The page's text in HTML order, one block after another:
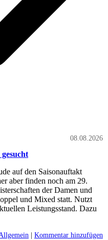
08.08.2026
auf den Saisonauftakt
aber finden noch am 29.
der Damen und
und Mixed statt. Nutzt
Leistungsstand. Dazu
| Kommentar hinzufügen